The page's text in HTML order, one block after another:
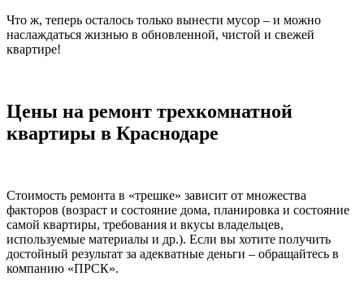
Что ж, теперь осталось только вынести мусор – и можно
наслаждаться жизнью в обновленной, чистой и свежей
квартире!
Цены на ремонт трехкомнатной
квартиры в Краснодаре
Стоимость ремонта в «трешке» зависит от множества
факторов (возраст и состояние дома, планировка и состояние
самой квартиры, требования и вкусы владельцев,
используемые материалы и др.). Если вы хотите получить
достойный результат за адекватные деньги – обращайтесь в
компанию «ПРСК».